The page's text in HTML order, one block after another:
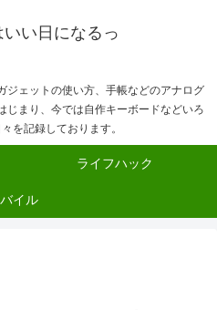
い日になるっ
ジェットの使い方、手帳などのアナログ
じまり、今では自作キーボードなどいろ
を記録しております。
ライフハック
イル